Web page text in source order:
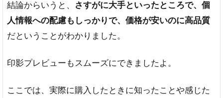
結論からいうと、
さすがに大手といったところで、個
人情報への配慮もしっかりで、価格が安いのに高品質
だということがわかりました。
印影プレビューもスムーズにできましたよ。
ここでは、実際に購入したときに知ったことや感じた